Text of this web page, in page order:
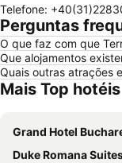
Telefone:
Perguntas
O que faz com que
Que alojamentos
Quais outras atrações
Mais Top hotéis
Grand Hotel
Duke Romana